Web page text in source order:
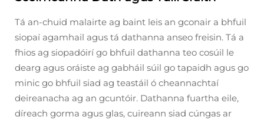
Tá an-chuid malairte ag baint leis an gconair a bhfuil
siopaí agamhail agus tá dathanna anseo freisin. Tá a
fhios ag siopadóirí go bhfuil dathanna teo cosúil le
dearg agus oráiste ag gabháil súil go tapaidh agus go
minic go bhfuil siad ag teastáil ó cheannachtaí
deireanacha ag an gcuntóir. Dathanna fuartha eile,
díreach gorma agus glas, cuireann siad cúngas ar